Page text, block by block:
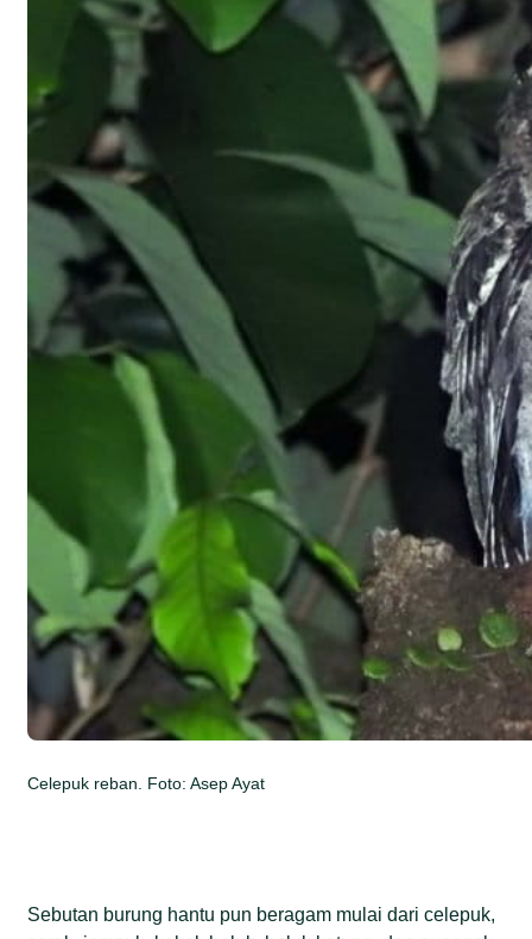
Celepuk reban. Foto: Asep Ayat
Sebutan burung hantu pun beragam mulai dari celepuk,